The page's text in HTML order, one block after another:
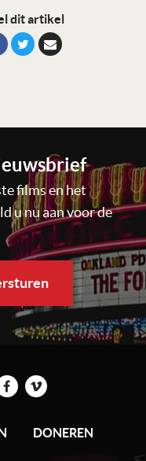
dit artikel
films en het
u nu aan voor de
DONEREN